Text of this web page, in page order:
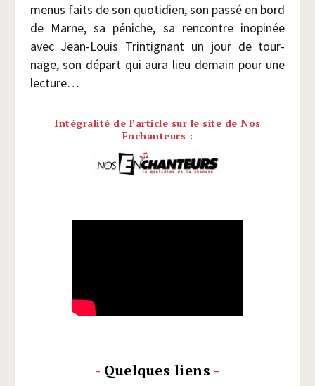
menus faits de son quo­ti­dien, son pas­sé en bord
de Marne, sa péniche, sa ren­contre inopi­née
avec Jean-Louis Trin­ti­gnant un jour de tour­
nage, son départ qui aura lieu demain pour une
lecture…
Intégralité de l’article sur le site de Nos
Enchanteurs :
- Quelques liens -